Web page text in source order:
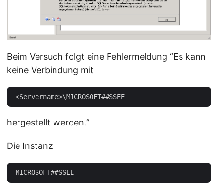
Beim Versuch folgt eine Fehlermeldung “Es kann
keine Verbindung mit
hergestellt werden.”
Die Instanz